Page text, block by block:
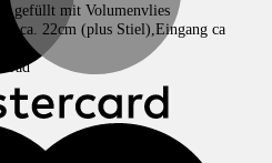
gefüllt mit Volumenvlies
ca. 22cm (plus Stiel),Eingang ca